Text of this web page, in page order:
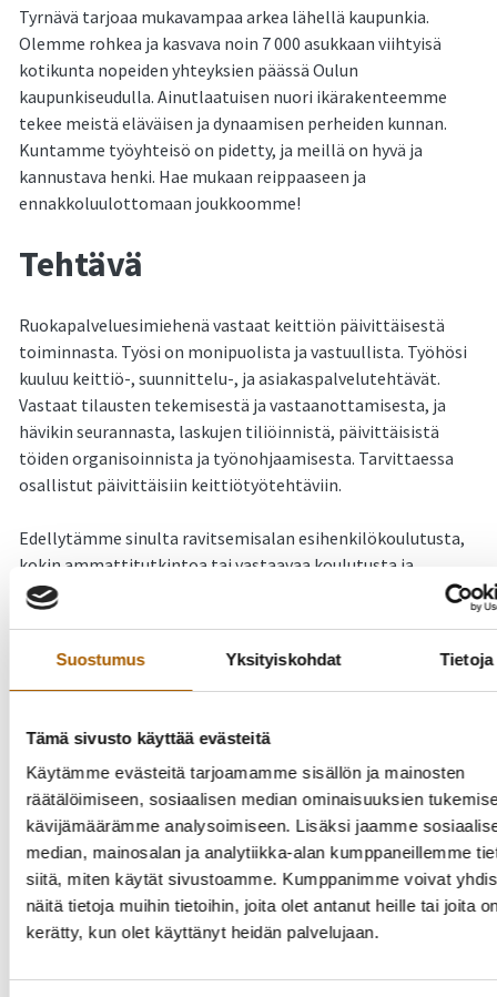
Suostumus Yksityiskohdat Tietoja
Tämä sivusto käyttää evästeitä
Käytämme evästeitä tarjoamamme sisällön ja mainosten
räätälöimiseen, sosiaalisen median ominaisuuksien
kävijämäärämme analysoimiseen. Lisäksi jaamme
median, mainosalan ja analytiikka-alan kumppaneillemme
siitä, miten käytät sivustoamme. Kumppanimme voivat
näitä tietoja muihin tietoihin, joita olet antanut heille tai joita
kerätty, kun olet käyttänyt heidän palvelujaan.
Tyrnävä tarjoaa mukavampaa arkea lähellä kaupunkia.
Olemme rohkea ja kasvava noin 7 000 asukkaan viihtyisä
kotikunta nopeiden yhteyksien päässä Oulun
kaupunkiseudulla. Ainutlaatuisen nuori ikärakenteemme
tekee meistä eläväisen ja dynaamisen perheiden kunnan.
Kuntamme työyhteisö on pidetty, ja meillä on hyvä ja
kannustava henki. Hae mukaan reippaaseen ja
ennakkoluulottomaan joukkoomme!
Tehtävä
Ruokapalveluesimiehenä vastaat keittiön päivittäisestä
toiminnasta. Työsi on monipuolista ja vastuullista. Työhösi
kuuluu keittiö-, suunnittelu-, ja asiakaspalvelutehtävät.
Vastaat tilausten tekemisestä ja vastaanottamisesta, ja
hävikin seurannasta, laskujen tiliöinnistä, päivittäisistä
töiden organisoinnista ja työnohjaamisesta. Tarvittaessa
osallistut päivittäisiin keittiötyötehtäviin.
Edellytämme sinulta ravitsemisalan esihenkilökoulutusta,
kokin ammattitutkintoa tai vastaavaa koulutusta ja
erityisruokavalio-osaamista. Työkokemusta
suurkeittiötyöskentelystä ja esimiestyöstä. Tehtävään
osaamista, esimiestaitoja, asiakaspalvelualttiutta sekä
vastuullista työotetta ja kykyä toimia itsenäisesti.
osaamisen tai vastaavan hallinnan, Titania
työaikajärjestelmä osaamisen.
Tarjoamme sinulle vastuullisen ja monipuolisen työn
ruokapalveluissa.
Tehtävässä noudatetaan 4 kk koeaikaa. Valitun on
toimitettava hyväksytty lääkärintodistus terveydestään